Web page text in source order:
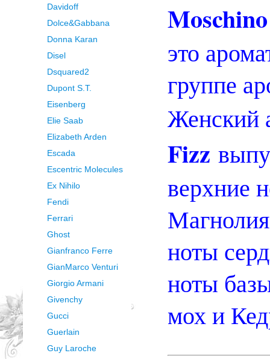
Davidoff
Dolce&Gabbana
Donna Karan
Disel
Dsquared2
Dupont S.T.
Eisenberg
Elie Saab
Elizabeth Arden
Escada
Escentric Molecules
Ex Nihilo
Fendi
Ferrari
Ghost
Gianfranco Ferre
GianMarco Venturi
Giorgio Armani
Givenchy
Gucci
Guerlain
Guy Laroche
Moschino
это
группе
Женский
Fizz
верхние
ноты
ноты
мох и